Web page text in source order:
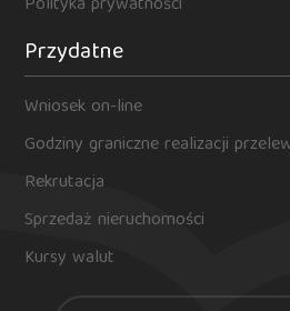
Przydatne
Wniosek on-line
Godziny graniczne realizacji
Rekrutacja
Sprzedaż nieruchomości
Kursy walut